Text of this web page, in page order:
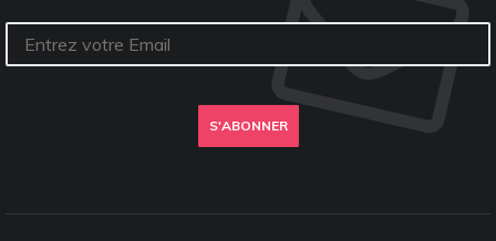
S'ABONNER